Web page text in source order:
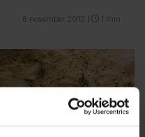
8 november 2012 1 min